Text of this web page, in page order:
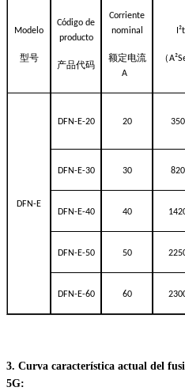
Modelo
型号
Código de
producto
产品代码
Corriente
nominal
额定电流
A
²t
（
DFN-E
DFN-E-20 20
DFN-E-30 30
DFN-E-40 40
DFN-E-50 50
DFN-E-60 60
3. Curva característica actual del
5G: